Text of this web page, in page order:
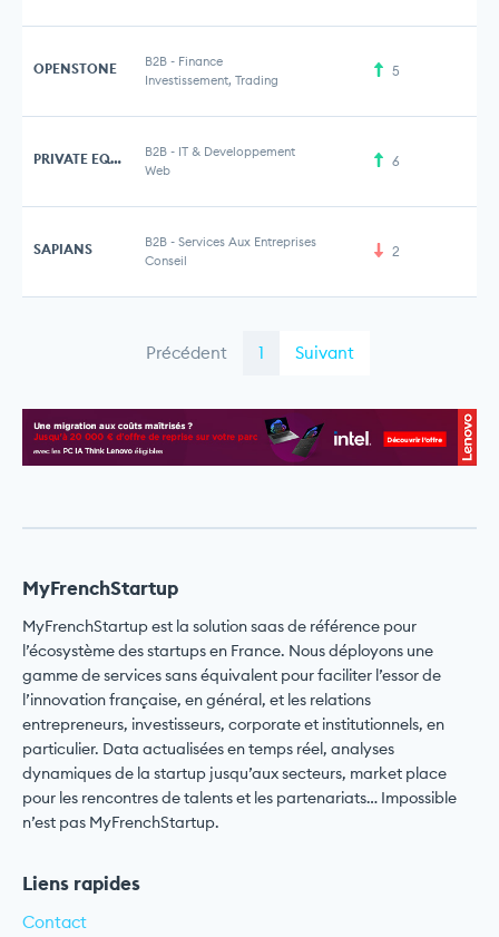
OPENSTONE B2B - Finance
Investissement, Trading
5
PRIVATE EQUITY CUBE B2B - IT & Developpement
Web
6
SAPIANS B2B - Services Aux Entreprises
Conseil
2
Précédent 1 Suivant
MyFrenchStartup
MyFrenchStartup est la solution saas de référence pour
l’écosystème des startups en France. Nous déployons une
gamme de services sans équivalent pour faciliter l’essor de
l’innovation française, en général, et les relations
entrepreneurs, investisseurs, corporate et institutionnels, en
particulier. Data actualisées en temps réel, analyses
dynamiques de la startup jusqu’aux secteurs, market place
pour les rencontres de talents et les partenariats… Impossible
n’est pas MyFrenchStartup.
Liens rapides
Contact